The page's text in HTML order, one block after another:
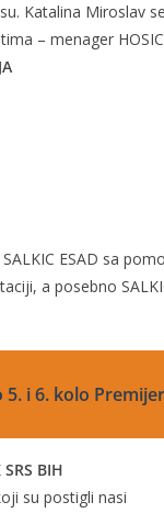
Katalina Miroslav
– menager
ESAD sa
a posebno
5. i 6. kolo
SRS BIH
su postigli nasi